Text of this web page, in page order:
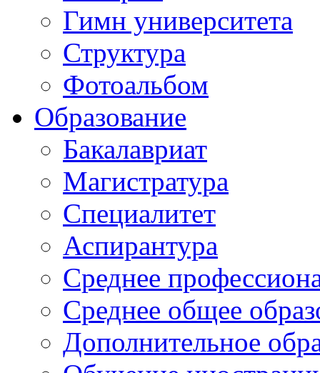
Гимн университета
Структура
Фотоальбом
Образование
Бакалавриат
Магистратура
Специалитет
Аспирантура
Среднее
Среднее общее
Дополнительное